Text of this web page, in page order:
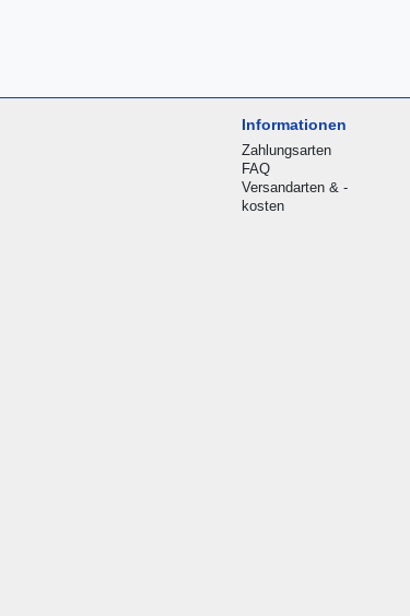
Informationen
Zahlungsarten
FAQ
Versandarten & -
kosten